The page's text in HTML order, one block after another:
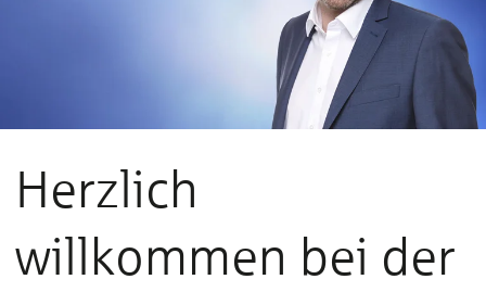
Herzlich
willkommen bei der